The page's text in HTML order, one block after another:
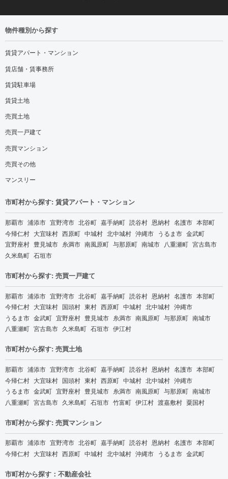
物件種別から探す
賃貸アパート・マンション
賃店舗・賃事務所
賃貸駐車場
賃貸土地
売買土地
売買一戸建て
売買マンション
売買その他
マンスリー
市町村から探す: 賃貸アパート・マンション
那覇市 浦添市 宜野湾市 北谷町 嘉手納町 読谷村 恩納村 名護市 本部町
今帰仁村 大宜味村 西原町 中城村 北中城村 沖縄市 うるま市 金武町
宜野座村 豊見城市 糸満市 南風原町 与那原町 南城市 八重瀬町 宮古島市
久米島町 石垣市
市町村から探す: 売買一戸建て
那覇市 浦添市 宜野湾市 北谷町 嘉手納町 読谷村 恩納村 名護市 本部町
今帰仁村 大宜味村 国頭村 東村 西原町 中城村 北中城村 沖縄市
うるま市 金武町 宜野座村 豊見城市 糸満市 南風原町 与那原町 南城市
八重瀬町 宮古島市 久米島町 石垣市 伊江村
市町村から探す: 売買土地
那覇市 浦添市 宜野湾市 北谷町 嘉手納町 読谷村 恩納村 名護市 本部町
今帰仁村 大宜味村 国頭村 東村 西原町 中城村 北中城村 沖縄市
うるま市 金武町 宜野座村 豊見城市 糸満市 南風原町 与那原町 南城市
八重瀬町 宮古島市 久米島町 石垣市 竹富町 伊江村 渡嘉敷村 粟国村
市町村から探す: 売買マンション
那覇市 浦添市 宜野湾市 北谷町 嘉手納町 読谷村 恩納村 名護市 本部町
今帰仁村 大宜味村 西原町 中城村 北中城村 沖縄市 うるま市 金武町
市町村から探す：不動産会社